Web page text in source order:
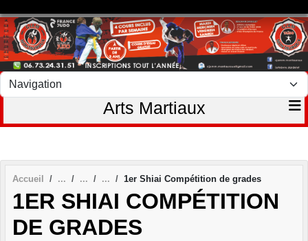
Arts Martiaux
Accueil 1er Shiai Compétition de grades
1ER SHIAI COMPÉTITION
DE GRADES